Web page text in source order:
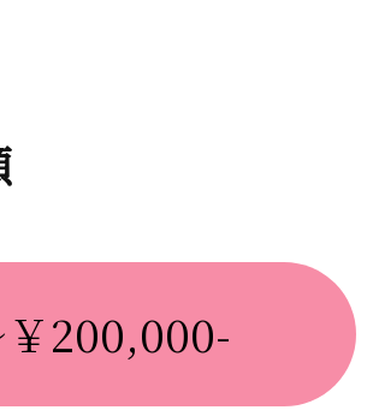
200,000-